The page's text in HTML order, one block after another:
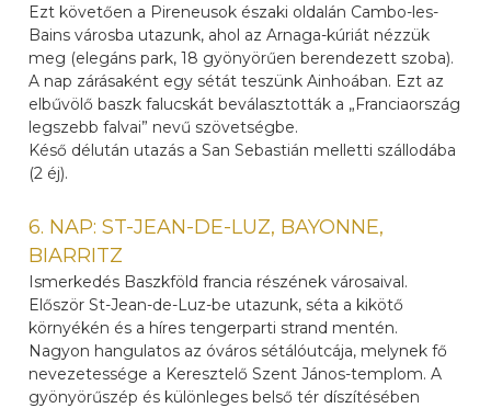
Ezt követően a Pireneusok északi oldalán Cambo-les-
Bains városba utazunk, ahol az Arnaga-kúriát nézzük
meg (elegáns park, 18 gyönyörűen berendezett szoba).
A nap zárásaként egy sétát teszünk Ainhoában. Ezt az
elbűvölő baszk falucskát beválasztották a „Franciaország
legszebb falvai” nevű szövetségbe.
Késő délután utazás a San Sebastián melletti szállodába
(2 éj).
6. NAP: ST-JEAN-DE-LUZ, BAYONNE,
BIARRITZ
Ismerkedés Baszkföld francia részének városaival.
Először St-Jean-de-Luz-be utazunk, séta a kikötő
környékén és a híres tengerparti strand mentén.
Nagyon hangulatos az óváros sétálóutcája, melynek fő
nevezetessége a Keresztelő Szent János-templom. A
gyönyörűszép és különleges belső tér díszítésében